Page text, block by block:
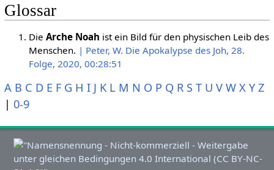
Glossar
Die Arche Noah ist ein Bild für den physischen Leib des
Menschen. | Peter, W. Die Apokalypse des Joh, 28.
Folge, 2020, 00:28:51
A B C D E F G H I J K L M N O P Q R S T U V W X Y Z
| 0-9